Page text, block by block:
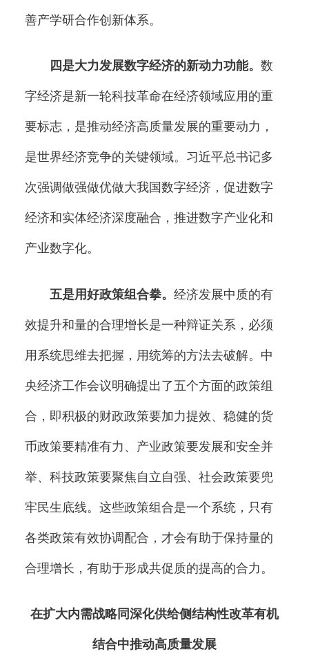
善产学研合作创新体系。
四是大力发展数字经济的新动力功能。 数
字经济是新一轮科技革命在经济领域应用的重
要标志，是推动经济高质量发展的重要动力，
是世界经济竞争的关键领域。习近平总书记多
次强调做强做优做大我国数字经济，促进数字
经济和实体经济深度融合，推进数字产业化和
产业数字化。
五是用好政策组合拳。 经济发展中质的有
效提升和量的合理增长是一种辩证关系，必须
用系统思维去把握，用统筹的方法去破解。中
央经济工作会议明确提出了五个方面的政策组
合，即积极的财政政策要加力提效、稳健的货
币政策要精准有力、产业政策要发展和安全并
举、科技政策要聚焦自立自强、社会政策要兜
牢民生底线。这些政策组合是一个系统，只有
各类政策有效协调配合，才会有助于保持量的
合理增长，有助于形成共促质的提高的合力。
在扩大内需战略同深化供给侧结构性改革有机
结合中推动高质量发展